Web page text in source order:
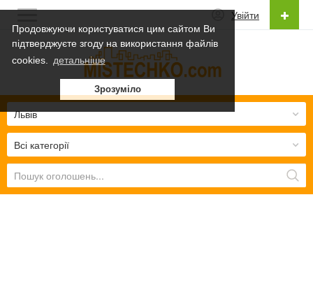
Продовжуючи користуватися цим сайтом Ви
підтверджуєте згоду на використання файлів
cookies.
детальніше
Зрозуміло
Увійти
Українська
Українська
Русский
Всі категорії
Львів